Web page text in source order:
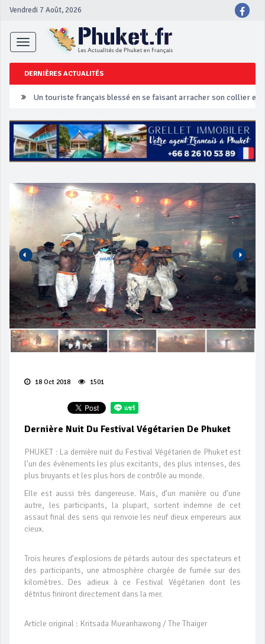
Vendredi 7 Août, 2026
Toggle
navigation
DERNIÈRES ACTUALITÉS
Un touriste français blessé en se faisant arracher son collier en
Phuket Peranakan Festival
‘Phuket Eye’ assurera la sécurité pendant Songkran
Campagne de sécurité routière ‘Seven Days of Danger’ de
18 Oct 2018 1501
Dernière Nuit Du Festival Végétarien De Phuket
PHUKET : La dernière nuit du Festival Végétarien de Phuket est
l’un des évènements les plus excitants, des plus intenses, des
plus bruyants et les plus hors de contrôle au monde.
Elle est aussi très dangereuse. Mais, d’un manière ou d’une
autre, les participants, la plupart, sortent indemne de cet
assaut final des sens qui renvoie les neuf dieux empereurs aux
cieux.
Trois heures d’explosions de pétards autour des spectateurs et
des participants, une atmosphère chargée de fumée sur des
kilomètres. Des adieux à ce Festival Végétarien dont les
détritus finiront directement dans la mer.
Article original : Kritsada Mueanhawong / The Thaiger